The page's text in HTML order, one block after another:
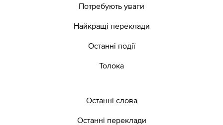
Потребують уваги
Найкращі переклади
Останні події
Толока
Останні слова
Останні переклади